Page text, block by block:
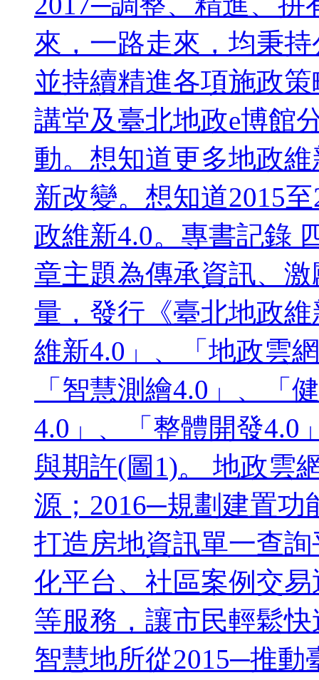
來，一路走來，均秉
並持續精進各項施政
講堂及臺北地政e博館
動。想知道更多地政
新改變。想知道2015
政維新4.0。專書記錄
章主題為傳承資訊、
量，發行《臺北地政
維新4.0」、「地政雲
「智慧測繪4.0」、「
4.0」、「整體開發4.0
與期許(圖1)。 地政雲
源；2016─規劃建置功
打造房地資訊單一查
化平台、社區案例交
等服務，讓市民輕鬆
智慧地所從2015─推動